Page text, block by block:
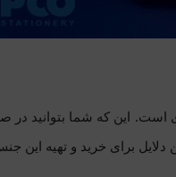
است. این که شما بتوانید
دلایل برای خرید و تهیه این